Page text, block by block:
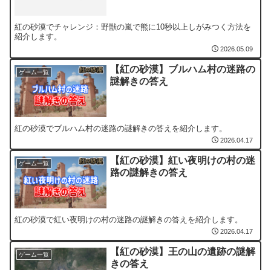
紅の砂漠でチャレンジ：野獣の嵐で熊に10秒以上しがみつく方法を
紹介します。
2026.05.09
ゲーム一覧
【紅の砂漠】ブルハム村の迷路の
謎解きの答え
紅の砂漠でブルハム村の迷路の謎解きの答えを紹介します。
2026.04.17
ゲーム一覧
【紅の砂漠】紅い夜明けの村の迷
路の謎解きの答え
紅の砂漠で紅い夜明けの村の迷路の謎解きの答えを紹介します。
2026.04.17
ゲーム一覧
【紅の砂漠】王の山の遺跡の謎解
きの答え